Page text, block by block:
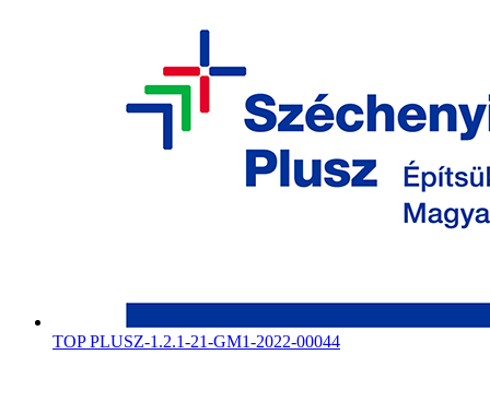
TOP PLUSZ-1.2.1-21-GM1-2022-00044